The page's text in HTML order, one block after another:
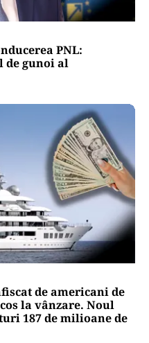
PNL:
de gunoi al
de americani de
la vânzare. Noul
187 de milioane de